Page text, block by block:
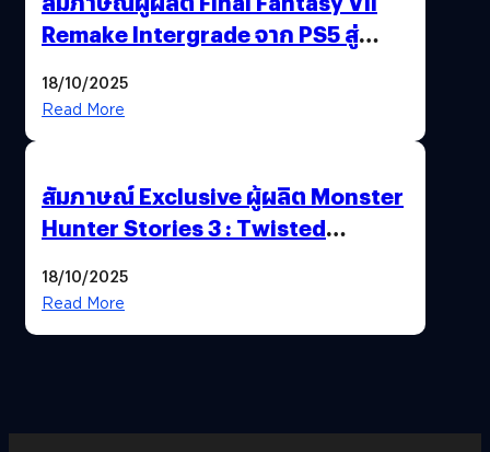
Remake Intergrade จาก PS5 สู่
18/10/2025
Read More
สัมภาษณ์ Exclusive ผู้ผลิต Monster
Hunter Stories 3 : Twisted
สวยฉ่ำ !
18/10/2025
Read More